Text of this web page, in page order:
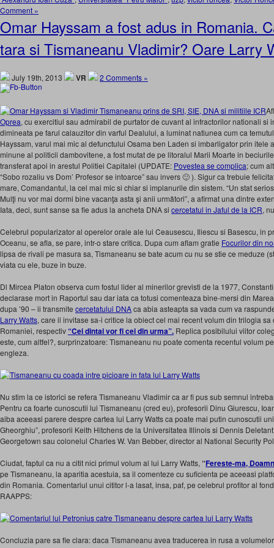
Comment »
Omar Hayssam a fost adus in Romania.
tara si Tismaneanu Vladimir? Oare Larry
July 19th, 2013 VR 2 Comments »
Oprea, cu exercitiul sau admirabil de purtator de cuvant al infractorilor nationali si
dimineata pe farul calauzitor din varful Dealului, a luminat natiunea cum ca
Hayssam, varul mai mic al defunctului Osama ben Laden si imbarligator prin itele
minune al politicii dambovitene, a fost mutat de pe litoralul Marii Moarte in
transferat apoi in arestul Politiei Capitalei (UPDATE: Povestea se complica; cum
“Sobo rozaliu vs Dom’ Profesor se intoarce” sau invers 🙂 ). Sigur ca trebuie
mare, Comandantul, la cel mai mic si chiar si implanurile din sistem. “Un stat
Mulţi nu vor mai dormi bine vacanţa asta şi anii următori”, a afirmat una dintre
Iata, deci, sunt sanse sa fie adus la ancheta DNA si cercetatul in Jaful de la ICR,
Celebrul popularizator al operelor orale ale lui Ceausescu, Iliescu si Basescu, in
Oceanu, se afla, se pare, intr-o stare critica. Dupa cum aflam gratie Focurilor din
lipsa de rivali pe masura sa, Tismaneanu se bate acum cu nu se stie ce meduze
viata cu ele, buze in buze.
Dl Mircea Platon observa cum fostul lider al minerilor grevisti de la 1977,
declarase mort in Raportul sau dar iata ca totusi comenteaza bine-mersi din
dupa ’90 – ii transmite cercetatului DNAca abia asteapta sa vada cum va
Larry Watts, care il invitase sa-i critice la obiect cel mai recent volum din trilogia
Romaniei, respectiv“Cei dintai vor fi cei din urma”. Replica posibilului viitor
este, cum altfel?, surprinzatoare: Tismaneanu nu poate comenta recentul volum
engleza.
Nu stim la ce istorici se refera Tismaneanu Vladimir ca ar fi pus sub semnul
Pentru ca foarte cunoscutii lui Tismaneanu (cred eu), profesorii Dinu Giurescu,
aiba aceeasi parere despre cartea lui Larry Watts ca poate mai putin cunoscutii
Gheorghiu”, profesorii Keith Hitchens de la Universitatea Illinois si Dennis
Georgetown sau colonelul Charles W. Van Bebber, director al National Security
Ciudat, faptul ca nu a citit nici primul volum al lui Larry Watts, “Fereste-ma,
pe Tismaneanu, la aparitia acestuia, sa il comenteze cu suficienta pe aceeasi
din Romania. Comentariul unui cititor l-a lasat, insa, paf, pe celebrul profitor al
RAAPPS:
Concluzia pare sa fie clara: daca Tismaneanu avea traducerea in rusa a